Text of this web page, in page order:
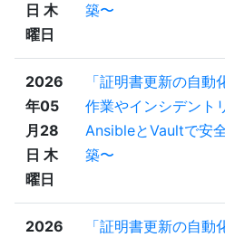
日 木
曜日
築〜
2026
年05
月28
日 木
曜日
「証明書更新の自
作業やインシデント
AnsibleとVaultで安
築〜
2026
「証明書更新の自